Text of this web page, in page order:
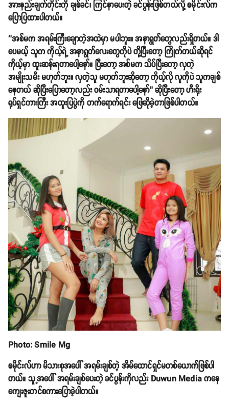
အားနည်းချက်တိုင်းကို ချစ်ခင်၊ ကြင်နာပေးတဲ့ ခင်ပွန်းဖြစ်တယ်လို့ စမိုင်းလ်က
ပြောပြထားပါတယ်။
‘’အစ်မက အရမ်းကြီးချောတဲ့အထဲမှာ မပါဘူး။ အနာရွတ်တွေလည်းရှိတယ်။ ဒါ
ပေမယ့် သူက ကိုယ့်ရဲ့ အနာရွတ်လေးတွေကိုပဲ တို့ပြီးတော့ ကြိုက်တယ်ဆိုရင်
ကိုယ့်မှာ ထူးဆန်းရတာပေါ့နော်။ ပြီးတော့ အစ်မက သိပ်ပြီးတော့ လှတဲ့
အမျိုးသမီး မဟုတ်ဘူး။ လှတဲ့သူ မဟုတ်ဘူးဆိုတော့ ကိုယ့်လို လူကိုပဲ သူကချစ်
နေတယ် ဆိုပြီးပြောတော့လည်း ဝမ်းသာရတာပေါ့နော်’’ ဆိုပြီးတော့ ဟီးရိုး
ရုပ်ရှင်ကားကြီး အထူးပြပွဲကို တက်ရောက်ရင်း ဖြေဆိုခဲ့တာဖြစ်ပါတယ်။
Photo: Smile Mg
စမိုင်းလ်ဟာ မိသားစုအပေါ် အရမ်းချစ်တဲ့ အိမ်ထောင်ရှင်မတစ်ယောက်ဖြစ်ပါ
တယ်။ သူ့အပေါ် အရမ်းချစ်ပေးတဲ့ ခင်ပွန်းကိုလည်း Duwun Media ကနေ
ကျေးဇူးတင်စကားပြောခဲ့ပါတယ်။